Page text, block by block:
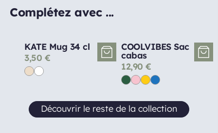
Complétez avec ...
KATE Mug 34 cl
3,50 €
COOLVIBES Sac
cabas
12,90 €
Découvrir le reste de la collection